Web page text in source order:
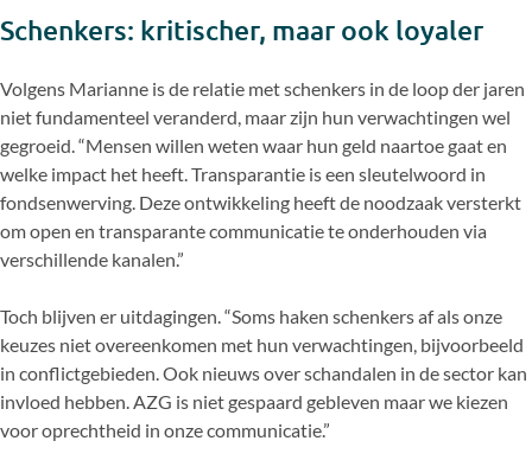
Schenkers: kritischer, maar ook loyaler
Volgens Marianne is de relatie met schenkers in de loop der jaren
niet fundamenteel veranderd, maar zijn hun verwachtingen wel
gegroeid. “Mensen willen weten waar hun geld naartoe gaat en
welke impact het heeft. Transparantie is een sleutelwoord in
fondsenwerving. Deze ontwikkeling heeft de noodzaak versterkt
om open en transparante communicatie te onderhouden via
verschillende kanalen.”
Toch blijven er uitdagingen. “Soms haken schenkers af als onze
keuzes niet overeenkomen met hun verwachtingen, bijvoorbeeld
in conflictgebieden. Ook nieuws over schandalen in de sector kan
invloed hebben. AZG is niet gespaard gebleven maar we kiezen
voor oprechtheid in onze communicatie.”